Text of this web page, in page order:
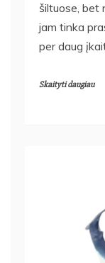
šiltuose, bet
jam tinka
per daug
Skaityti daugiau